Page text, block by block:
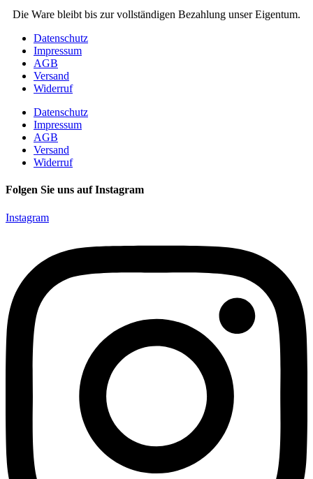
Die Ware bleibt bis zur vollständigen Bezahlung unser Eigentum.
Datenschutz
Impressum
AGB
Versand
Widerruf
Datenschutz
Impressum
AGB
Versand
Widerruf
Folgen Sie uns auf Instagram
Instagram